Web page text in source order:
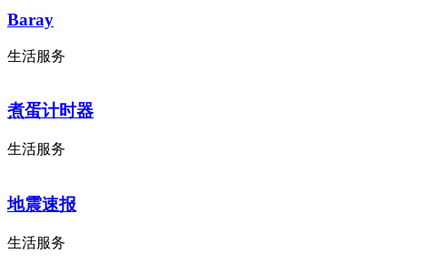
Baray
生活服务
煮蛋计时器
生活服务
地震速报
生活服务